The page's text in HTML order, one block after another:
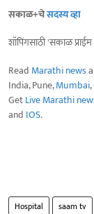
सकाळ+चेसदस्य व्हा
शॉपिंगसाठी 'सकाळ
Read Marathi news
India, Pune,Mumbai
GetLive Marathi
and IOS.
Hospital saam tv